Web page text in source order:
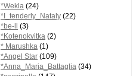
*Wekla (24)
*I_tenderly_Nataly (22)
*be-ll
(3)
*Kotenokvitka (2)
* Marushka (1)
*Angel Star (109)
*Anna_Maria_Battaglia (34)